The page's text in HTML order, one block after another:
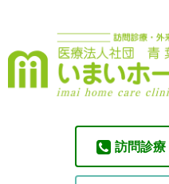
訪問診療